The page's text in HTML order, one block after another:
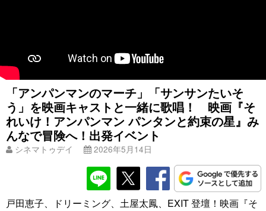
「アンパンマンのマーチ」「サンサンたいそ
う」を映画キャストと一緒に歌唱！ 映画『そ
れいけ！アンパンマン パンタンと約束の星』み
んなで冒険へ！出発イベント
シネマトゥデイ 2026年5月14日
戸田恵子、ドリーミング、土屋太鳳、EXIT 登壇！映画『そ